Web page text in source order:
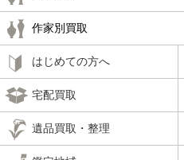
作家別買取
はじめての方へ
宅配買取
遺品買取・整理